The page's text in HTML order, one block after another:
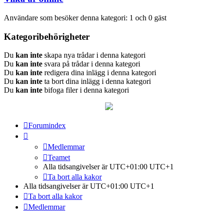
Användare som besöker denna kategori: 1 och 0 gäst
Kategoribehörigheter
Du kan inte skapa nya trådar i denna kategori
Du kan inte svara på trådar i denna kategori
Du kan inte redigera dina inlägg i denna kategori
Du kan inte ta bort dina inlägg i denna kategori
Du kan inte bifoga filer i denna kategori
Forumindex
Medlemmar
Teamet
Alla tidsangivelser är UTC+01:00 UTC+1
Ta bort alla kakor
Alla tidsangivelser är UTC+01:00 UTC+1
Ta bort alla kakor
Medlemmar